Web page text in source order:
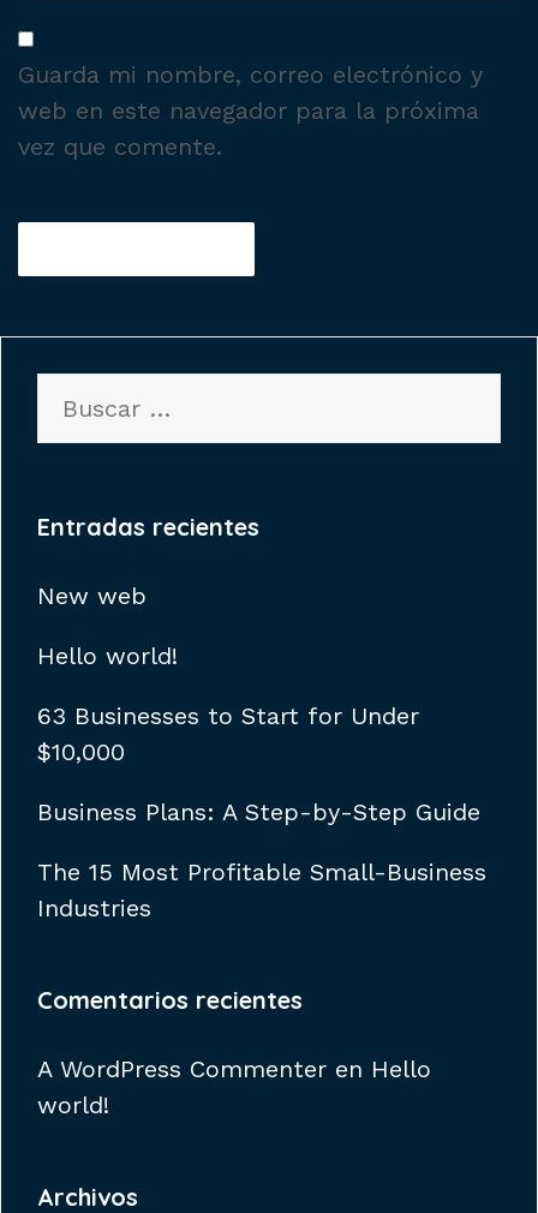
Guarda mi nombre, correo electrónico y
web en este navegador para la próxima
vez que comente.
Entradas recientes
New web
Hello world!
63 Businesses to Start for Under
$10,000
Business Plans: A Step-by-Step Guide
The 15 Most Profitable Small-Business
Industries
Comentarios recientes
A WordPress Commenter en Hello
world!
Archivos